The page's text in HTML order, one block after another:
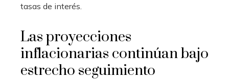
tasas de interés.
Las proyecciones
inflacionarias continúan bajo
estrecho seguimiento